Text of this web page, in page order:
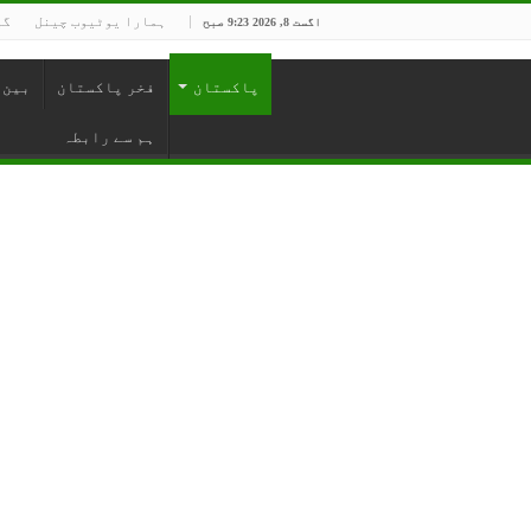
اگست 8, 2026 9:23 صبح ہمارا یوٹیوب چینل
پاکستان فخر پاکستان
ہم سے رابطہ